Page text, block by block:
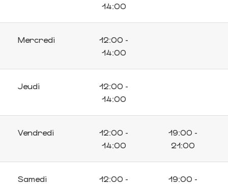
14:00
Mercredi
12:00 -
14:00
Jeudi
12:00 -
14:00
Vendredi
12:00 -
14:00
19:00 -
21:00
Samedi
12:00 -
19:00 -